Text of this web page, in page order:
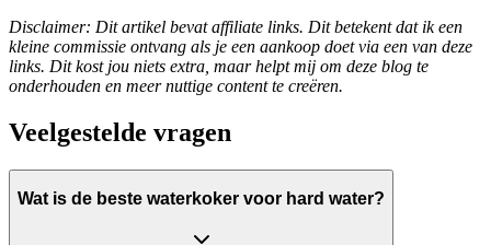
Disclaimer: Dit artikel bevat affiliate links. Dit betekent dat ik een
kleine commissie ontvang als je een aankoop doet via een van deze
links. Dit kost jou niets extra, maar helpt mij om deze blog te
onderhouden en meer nuttige content te creëren.
Veelgestelde vragen
Wat is de beste waterkoker voor hard water?